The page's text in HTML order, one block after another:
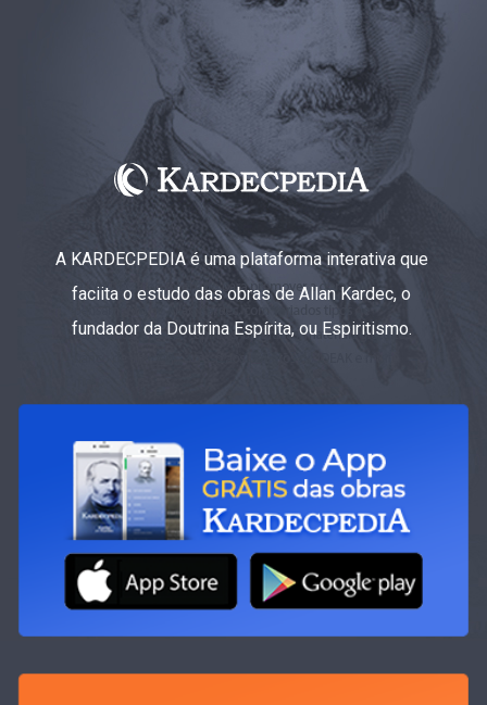
A KARDECPEDIA é uma plataforma interativa que
faciita o estudo das obras de Allan Kardec, o
fundador da Doutrina Espírita, ou Espiritismo.